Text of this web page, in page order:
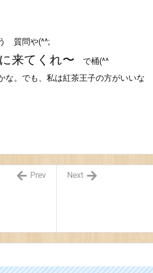
質問や(^^;
来てくれ〜 で桶(^^
な。でも、私は紅茶王子の方がいいな
Next
Prev